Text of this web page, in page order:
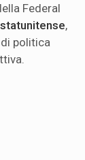
Federal
,
politica